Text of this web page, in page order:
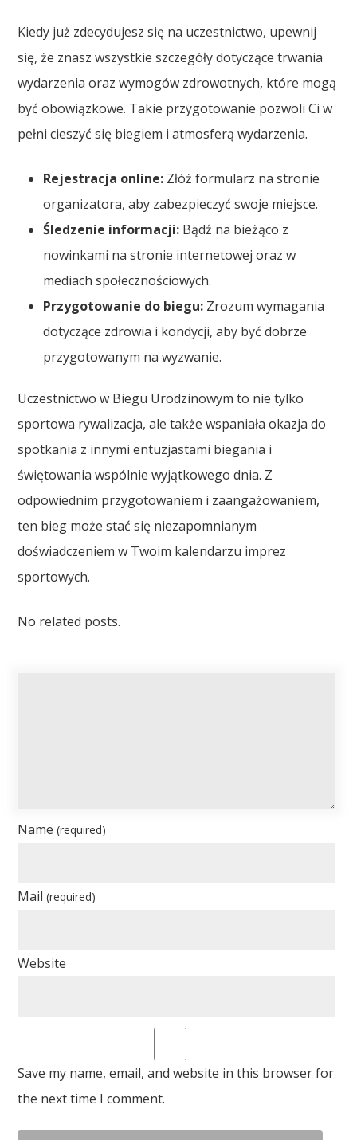
Kiedy już zdecydujesz się na uczestnictwo, upewnij
się, że znasz wszystkie szczegóły dotyczące trwania
wydarzenia oraz wymogów zdrowotnych, które mogą
być obowiązkowe. Takie przygotowanie pozwoli Ci w
pełni cieszyć się biegiem i atmosferą wydarzenia.
Rejestracja online: Złóż formularz na stronie
organizatora, aby zabezpieczyć swoje miejsce.
Śledzenie informacji: Bądź na bieżąco z
nowinkami na stronie internetowej oraz w
mediach społecznościowych.
Przygotowanie do biegu: Zrozum wymagania
dotyczące zdrowia i kondycji, aby być dobrze
przygotowanym na wyzwanie.
Uczestnictwo w Biegu Urodzinowym to nie tylko
sportowa rywalizacja, ale także wspaniała okazja do
spotkania z innymi entuzjastami biegania i
świętowania wspólnie wyjątkowego dnia. Z
odpowiednim przygotowaniem i zaangażowaniem,
ten bieg może stać się niezapomnianym
doświadczeniem w Twoim kalendarzu imprez
sportowych.
No related posts.
Name(required)
Mail(required)
Website
Save my name, email, and website in this browser for
the next time I comment.